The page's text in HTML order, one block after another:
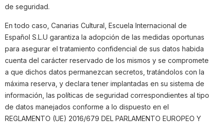
de seguridad.
En todo caso, Canarias Cultural, Escuela Internacional de
Español S.L.U garantiza la adopción de las medidas oportunas
para asegurar el tratamiento confidencial de sus datos habida
cuenta del carácter reservado de los mismos y se compromete
a que dichos datos permanezcan secretos, tratándolos con la
máxima reserva, y declara tener implantadas en su sistema de
información, las políticas de seguridad correspondientes al tipo
de datos manejados conforme a lo dispuesto en el
REGLAMENTO (UE) 2016/679 DEL PARLAMENTO EUROPEO Y